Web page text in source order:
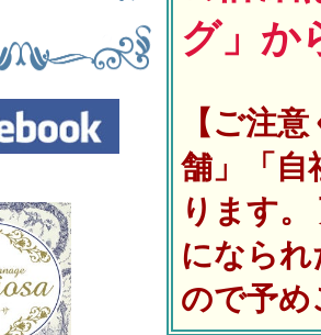
グ」か
【ご注
舗」「自
ります
になら
ので予め